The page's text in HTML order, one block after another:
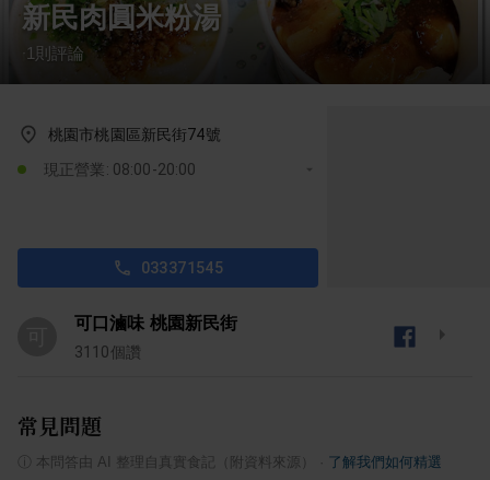
新民肉圓米粉湯
1 則評論
桃園市桃園區新民街74號
現正營業: 08:00-20:00
033371545
可口滷味 桃園新民街
3110個讚
常見問題
本問答由 AI 整理自真實食記（附資料來源） 了解我們如何精選